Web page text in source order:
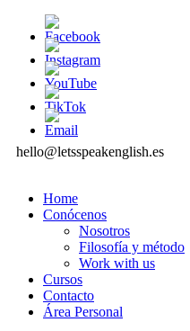
hello@letsspeakenglish.es
Home
Conócenos
Nosotros
Filosofía y método
Work with us
Cursos
Contacto
Área Personal